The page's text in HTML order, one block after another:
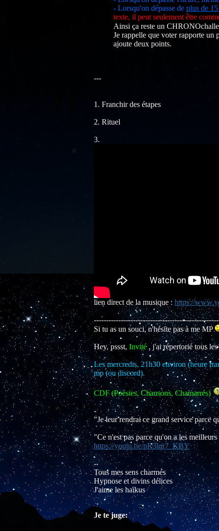
- Lorsqu'on dépasse de plus de
texte, il peut seulement être
Ainsi ça reste un
Je rappelle que voter rapporte un
ajoute deux points.
---
1. Franchir des étapes
2. Rituel
3.
lien direct de la musique : https://
Si tu as un souci, n'hésite pas à me MP
Hey, pssst, Invité, j'ai répertorié tous
Les mercredis, 21h30 environ (heure
mp (ou discord).
CDF (Poésies, Chansons, Chamarrés)
-
"Je leur rendrai ce grand service parce
"Ce n'est pas parce qu'on a les
https://youtu.be/pR3lqr7_KBY
-
Tous mes sens charmés
Hypnose et divins délices
J'aime les haïkus
Je te juge: